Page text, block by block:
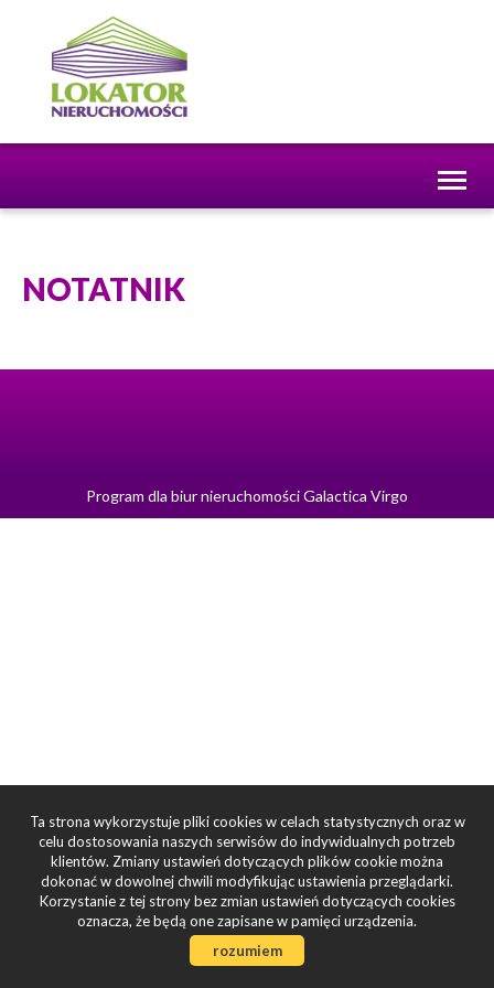
NOTATNIK
Program dla biur nieruchomościGalactica Virgo
Ta strona wykorzystuje pliki cookies w celach statystycznych oraz w
celu dostosowania naszych serwisów do indywidualnych potrzeb
klientów. Zmiany ustawień dotyczących plików cookie można
dokonać w dowolnej chwili modyfikując ustawienia przeglądarki.
Korzystanie z tej strony bez zmian ustawień dotyczących cookies
oznacza, że będą one zapisane w pamięci urządzenia.
rozumiem